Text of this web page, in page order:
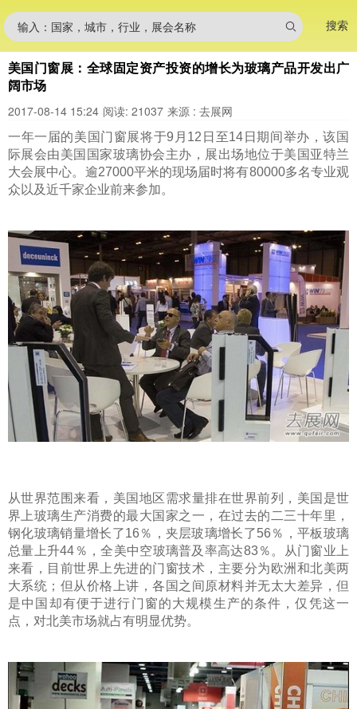
输入：国家，城市，行业，展会名称 搜索
美国门窗展：全球固定资产投资的增长为玻璃产品开发出广
阔市场
2017-08-14 15:24 阅读: 21037 来源 : 去展网
一年一届的美国门窗展将于9月12日至14日期间举办，该国
际展会由美国国家玻璃协会主办，展出场地位于美国亚特兰
大会展中心。逾27000平米的现场届时将有80000多名专业观
众以及近千家企业前来参加。
从世界范围来看，美国地区需求量排在世界前列，美国是世
界上玻璃生产消费的最大国家之一，在过去的二三十年里，
钢化玻璃销量增长了16％，夹层玻璃增长了56％，平板玻璃
总量上升44％，全美中空玻璃普及率高达83％。从门窗业上
来看，目前世界上先进的门窗技术，主要分为欧洲和北美两
大系统；但从价格上讲，各国之间原材料并无太大差异，但
是中国却有便于进行门窗的大规模生产的条件，仅凭这一
点，对北美市场就占有明显优势。